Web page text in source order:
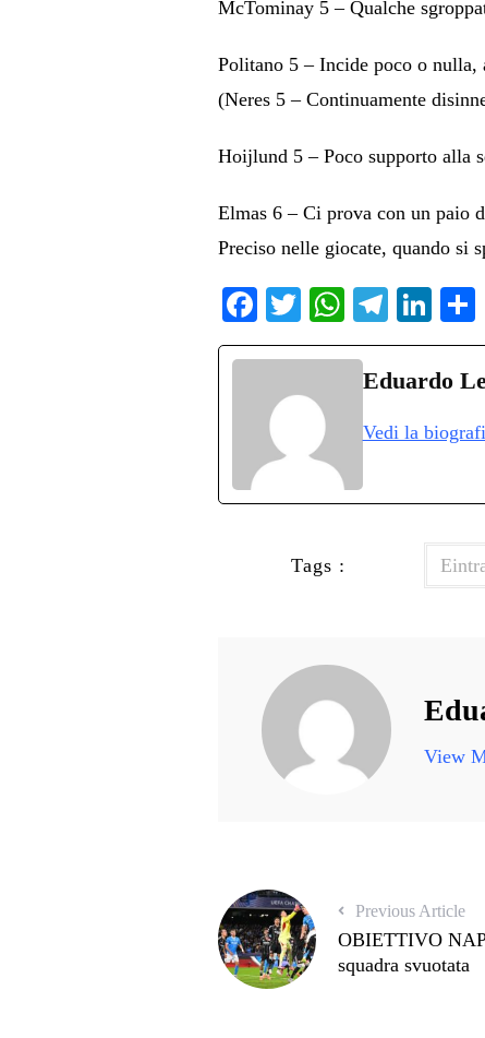
McTominay 5 – Qualche
Politano 5 – Incide poco o nulla,
(Neres 5 – Continuamente
Hoijlund 5 – Poco supporto alla
Elmas 6 – Ci prova con un paio
Preciso nelle giocate, quando si
Fa
ce
ok
T
wi
r
W
ha
ts
pp
Te
le
gr
m
Li
nk
ed
Eduardo
Vedi la
Tags :
View
Previous Article
OBIETTIVO
squadra svuotata